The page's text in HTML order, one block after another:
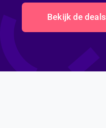
Bekijk de deals